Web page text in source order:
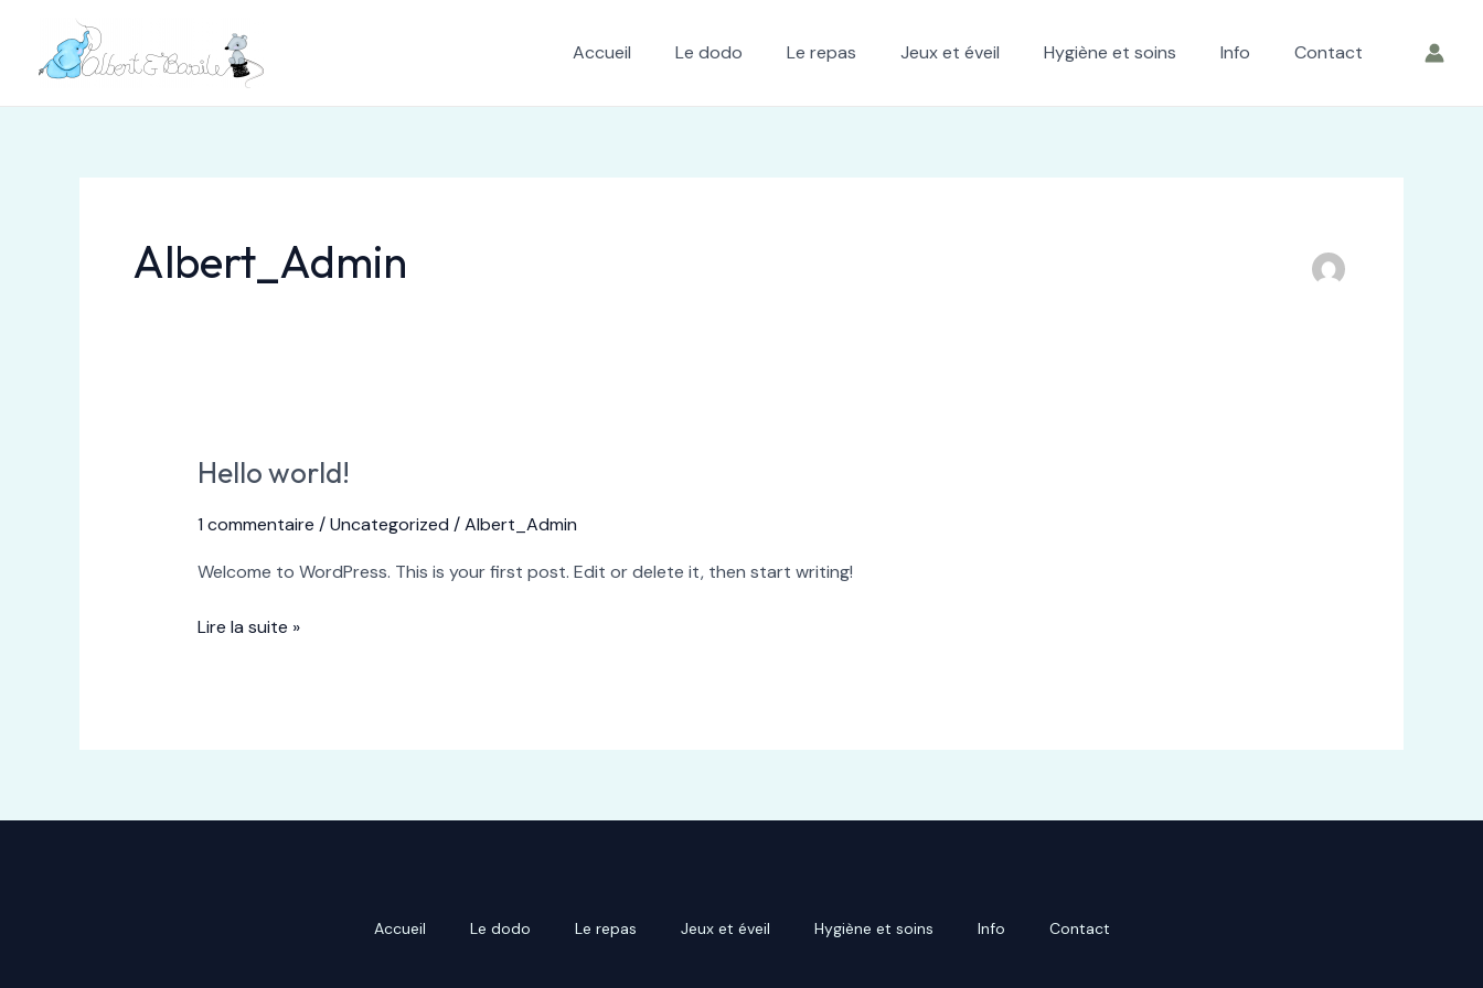
contenu
Accueil Le dodo Le repas Jeux et éveil Hygiène et soins Info Contact
Albert_Admin
Hello world!
1 commentaire /Uncategorized /Albert_Admin
Welcome to WordPress. This is your first post. Edit or delete it, then start writing!
Hello
Lire la suite »
Accueil Le dodo Le repas Jeux et éveil Hygiène et soins Info Contact